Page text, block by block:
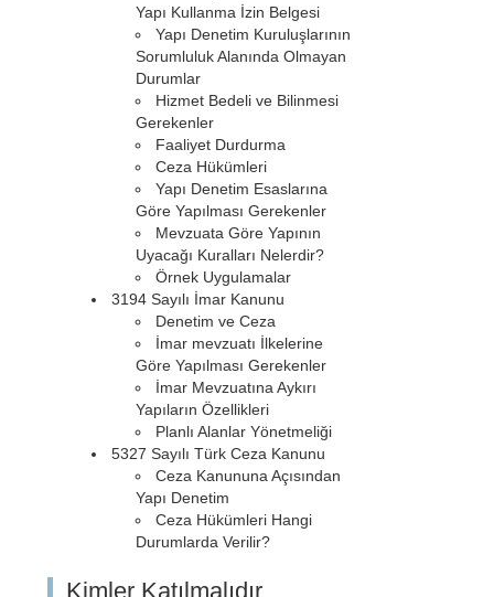
Yapı Kullanma İzin Belgesi
Yapı Denetim Kuruluşlarının
Sorumluluk Alanında Olmayan
Durumlar
Hizmet Bedeli ve Bilinmesi
Gerekenler
Faaliyet Durdurma
Ceza Hükümleri
Yapı Denetim Esaslarına
Göre Yapılması Gerekenler
Mevzuata Göre Yapının
Uyacağı Kuralları Nelerdir?
Örnek Uygulamalar
3194 Sayılı İmar Kanunu
Denetim ve Ceza
İmar mevzuatı İlkelerine
Göre Yapılması Gerekenler
İmar Mevzuatına Aykırı
Yapıların Özellikleri
Planlı Alanlar Yönetmeliği
5327 Sayılı Türk Ceza Kanunu
Ceza Kanununa Açısından
Yapı Denetim
Ceza Hükümleri Hangi
Durumlarda Verilir?
Kimler Katılmalıdır